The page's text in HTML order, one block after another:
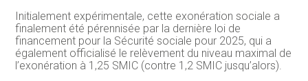
Initialement expérimentale, cette exonération sociale a
finalement été pérennisée par la dernière loi de
financement pour la Sécurité sociale pour 2025, qui a
également officialisé le relèvement du niveau maximal de
l’exonération à 1,25 SMIC (contre 1,2 SMIC jusqu’alors).